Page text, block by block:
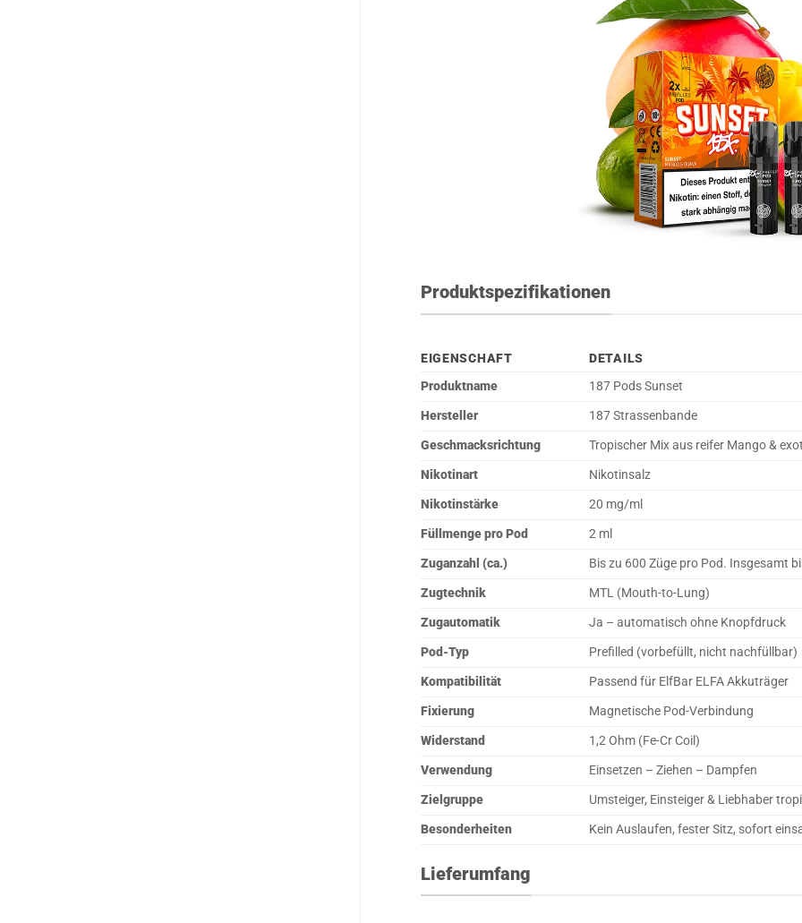
Produktspezifikationen
EIGENSCHAFT
DETAILS
Produktname
187 Pods Sunset
Hersteller
187 Strassenbande
Geschmacksrichtung
Tropischer Mix aus reifer Mango &
Nikotinart
Nikotinsalz
Nikotinstärke
20 mg/ml
Füllmenge pro Pod
2 ml
Zuganzahl (ca.)
Bis zu 600 Züge pro Pod. Insgesamt
Zugtechnik
MTL (Mouth-to-Lung)
Zugautomatik
Ja – automatisch ohne Knopfdruck
Pod-Typ
Prefilled (vorbefüllt, nicht nachfüllbar)
Kompatibilität
Passend für ElfBar ELFA Akkuträger
Fixierung
Magnetische Pod-Verbindung
Widerstand
1,2 Ohm (Fe-Cr Coil)
Verwendung
Einsetzen – Ziehen – Dampfen
Zielgruppe
Umsteiger, Einsteiger & Liebhaber
Besonderheiten
Kein Auslaufen, fester Sitz, sofort
Lieferumfang